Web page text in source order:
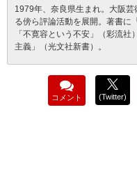
1979年、奈良県生まれ。大阪
る傍ら評論活動を展開。著書に
「不寛容という不安」（彩流
主義」（光文社新書）。
コメント (Twitter)